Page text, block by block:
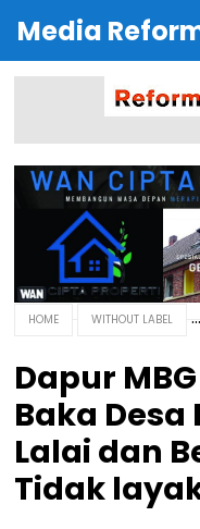
Media
HOME WITHOUT LABEL
Dapur
Baka
Lalai dan
Tidak